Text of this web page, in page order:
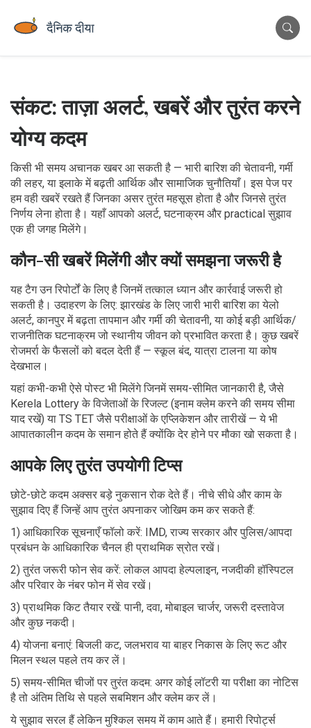
संकट: ताज़ा अलर्ट, खबरें और तुरंत करने
योग्य कदम
किसी भी समय अचानक खबर आ सकती है — भारी बारिश की चेतावनी, गर्मी
की लहर, या इलाके में बढ़ती आर्थिक और सामाजिक चुनौतियाँ। इस पेज पर
हम वही खबरें रखते हैं जिनका असर तुरंत महसूस होता है और जिनसे तुरंत
निर्णय लेना होता है। यहाँ आपको अलर्ट, घटनाक्रम और practical सुझाव
एक ही जगह मिलेंगे।
कौन-सी खबरें मिलेंगी और क्यों समझना जरूरी है
यह टैग उन रिपोर्टों के लिए है जिनमें तत्काल ध्यान और कार्रवाई जरूरी हो
सकती है। उदाहरण के लिए: झारखंड के लिए जारी भारी बारिश का येलो
अलर्ट, कानपुर में बढ़ता तापमान और गर्मी की चेतावनी, या कोई बड़ी आर्थिक/
राजनीतिक घटनाक्रम जो स्थानीय जीवन को प्रभावित करता है। कुछ खबरें
रोजमर्रा के फैसलों को बदल देती हैं — स्कूल बंद, यात्रा टालना या कोष
देखभाल।
यहां कभी-कभी ऐसे पोस्ट भी मिलेंगे जिनमें समय-सीमित जानकारी है, जैसे
Kerela Lottery के विजेताओं के रिजल्ट (इनाम क्लेम करने की समय सीमा
याद रखें) या TS TET जैसे परीक्षाओं के एप्लिकेशन और तारीखें — ये भी
आपातकालीन कदम के समान होते हैं क्योंकि देर होने पर मौका खो सकता है।
आपके लिए तुरंत उपयोगी टिप्स
छोटे-छोटे कदम अक्सर बड़े नुकसान रोक देते हैं। नीचे सीधे और काम के
सुझाव दिए हैं जिन्हें आप तुरंत अपनाकर जोखिम कम कर सकते हैं:
1) आधिकारिक सूचनाएँ फॉलो करें: IMD, राज्य सरकार और पुलिस/आपदा
प्रबंधन के आधिकारिक चैनल ही प्राथमिक स्रोत रखें।
2) तुरंत जरूरी फोन सेव करें: लोकल आपदा हेल्पलाइन, नजदीकी हॉस्पिटल
और परिवार के नंबर फोन में सेव रखें।
3) प्राथमिक किट तैयार रखें: पानी, दवा, मोबाइल चार्जर, जरूरी दस्तावेज
और कुछ नकदी।
4) योजना बनाएं: बिजली कट, जलभराव या बाहर निकास के लिए रूट और
मिलन स्थल पहले तय कर लें।
5) समय-सीमित चीजों पर तुरंत कदम: अगर कोई लॉटरी या परीक्षा का नोटिस
है तो अंतिम तिथि से पहले सबमिशन और क्लेम कर लें।
ये सुझाव सरल हैं लेकिन मुश्किल समय में काम आते हैं। हमारी रिपोर्ट्स